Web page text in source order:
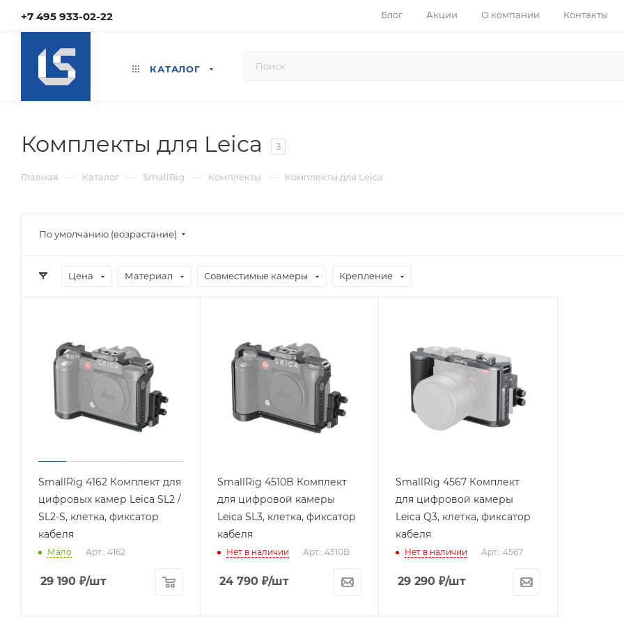
+7 495 933-02-22 Блог Акции О компании Контакты
КАТАЛОГ
Комплекты для Leica 3
Главная — Каталог — SmallRig — Комплекты — Комплекты для Leica
По умолчанию (возрастание)
Цена Материал Совместимые камеры Крепление
SmallRig 4162 Комплект для
цифровых камер Leica SL2 /
SL2-S, клетка, фиксатор
кабеля
Мало Арт.: 4162
29 190 ₽/шт
SmallRig 4510B Комплект
для цифровой камеры
Leica SL3, клетка, фиксатор
кабеля
Нет в наличии Арт.: 4510B
24 790₽/шт
SmallRig 4567 Комплект
для цифровой камеры
Leica Q3, клетка, фиксатор
кабеля
Нет в наличии Арт.: 4567
29 290 ₽/шт